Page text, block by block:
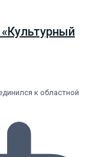
к областной